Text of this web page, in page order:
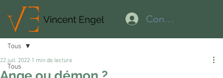
Connexion
Vincent Engel
Tous
Tous
22 juil. 2022 1 min de lecture